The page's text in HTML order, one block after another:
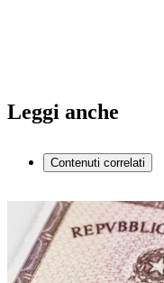
Leggi anche
Contenuti correlati